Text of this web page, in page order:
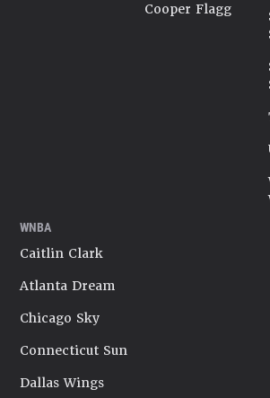
Cooper Flagg
WNBA
Caitlin Clark
Atlanta Dream
Chicago Sky
Connecticut Sun
Dallas Wings